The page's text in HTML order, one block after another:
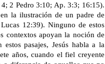
2 Pedro 3:10; Ap. 3:3; 16:15).
la ilustración de un padre de
12:39). Ninguno de estos
contextos apoyan la noción de
pasajes, Jesús habla a la
años, cuando el fiel creyente